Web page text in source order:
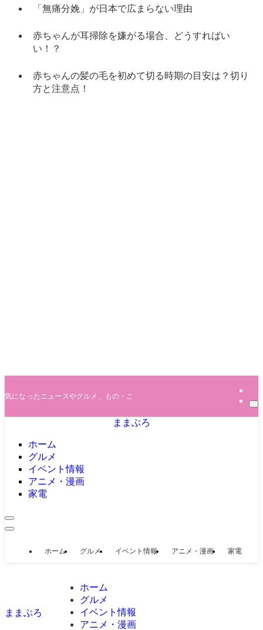
「無痛分娩」が日本で広まらない理由
赤ちゃんが耳掃除を嫌がる場合、どうすればい
い！？
赤ちゃんの髪の毛を初めて切る時期の目安は？切り
方と注意点！
気になったニュースやグルメ、もの・ことを調べてます(*^^*)
ままぶろ
ホーム
グルメ
イベント情報
アニメ・漫画
家電
ホーム グルメ イベント情報 アニメ・漫画 家電
ままぶろ
ホーム
グルメ
イベント情報
アニメ・漫画